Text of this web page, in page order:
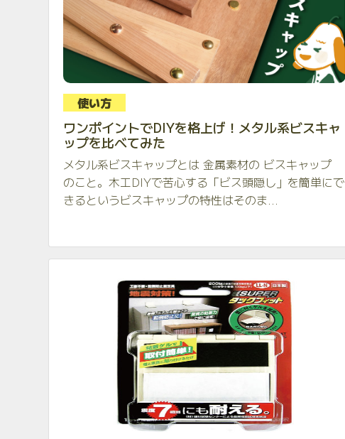
使い方
ワンポイントでDIYを格上げ！メタル系ビスキャ
ップを比べてみた
メタル系ビスキャップとは 金属素材の ビスキャップ
のこと。木工DIYで苦心する「ビス頭隠し」を簡単にで
きるというビスキャップの特性はそのま...